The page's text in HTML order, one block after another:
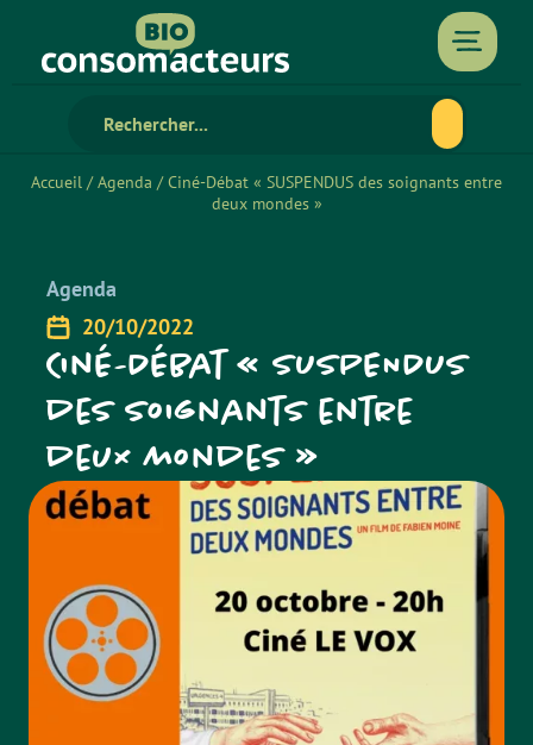
Accueil /Agenda /Ciné-Débat « SUSPENDUS des soignants entre
deux mondes »
Agenda
20/10/2022
Ciné-Débat « SUSPENDUS
des soignants entre
deux mondes »